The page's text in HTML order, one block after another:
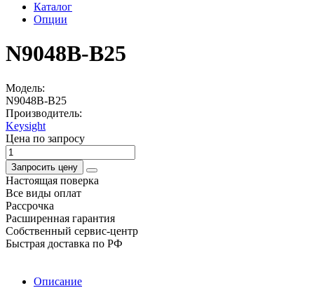
Каталог
Опции
N9048B-B25
Модель:
N9048B-B25
Производитель:
Keysight
Цена по запросу
Запросить цену
Настоящая поверка
Все виды оплат
Рассрочка
Расширенная гарантия
Собственный сервис-центр
Быстрая доставка по РФ
Описание